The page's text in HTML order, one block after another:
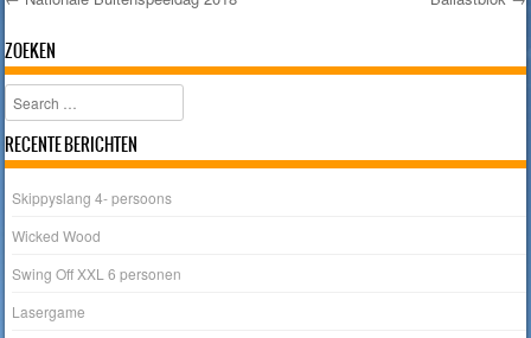
Post navigation
ZOEKEN
Search
RECENTE BERICHTEN
Skippyslang 4- persoons
Wicked Wood
Swing Off XXL 6 personen
Lasergame